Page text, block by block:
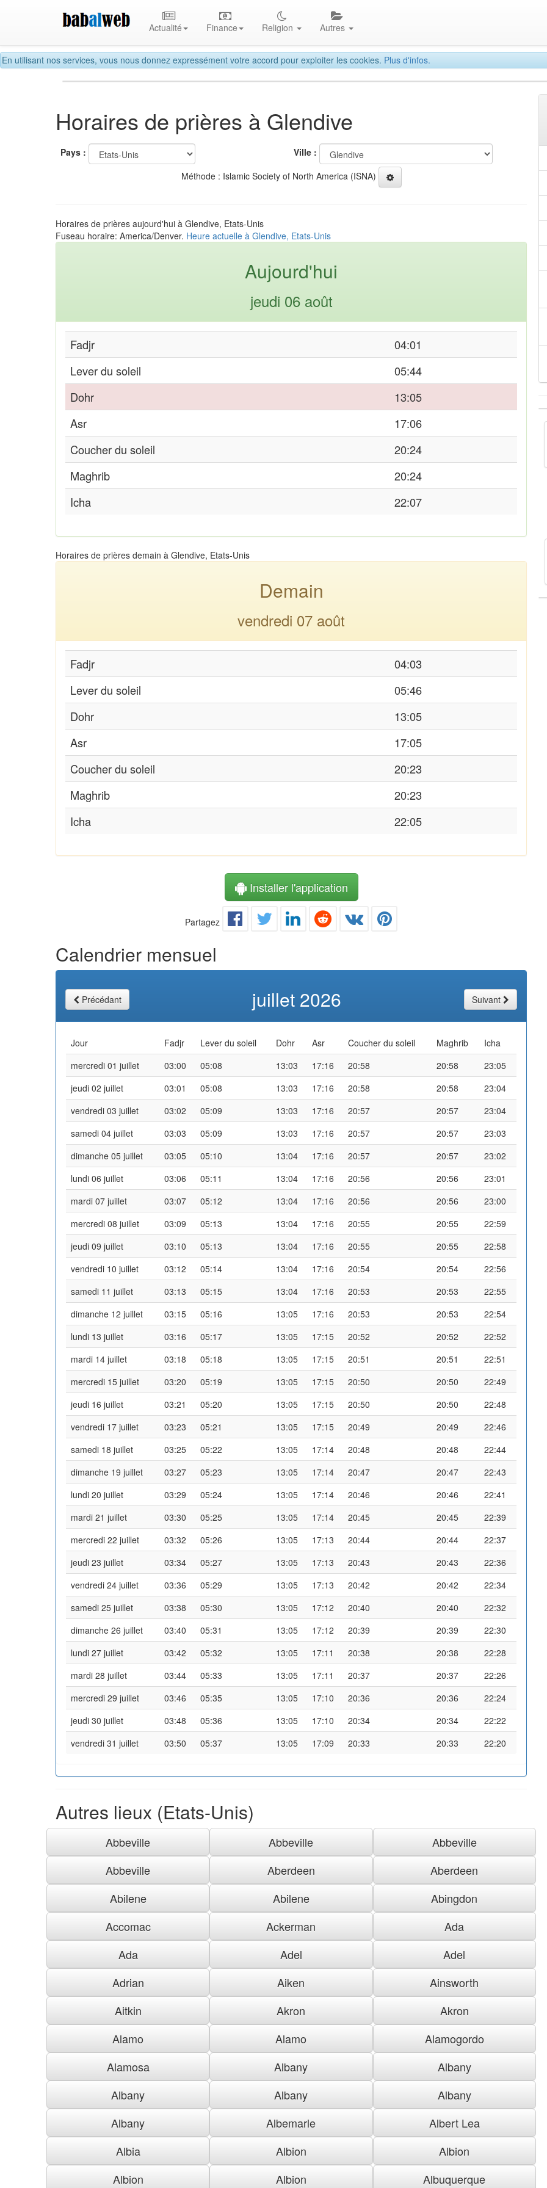
En utilisant nos services, vous nous donnez expressément votre accord pour exploiter les cookies. Plus d'infos.
Actualité Finance Religion Autres
Horaires de prières à Glendive
Pays :
Ville :
Méthode : Islamic Society of North America (ISNA)
Horaires de prières aujourd'hui à Glendive, Etats-Unis
Fuseau horaire: America/Denver. Heure actuelle à Glendive, Etats-Unis
Aujourd'hui
jeudi 06 août
Fadjr
04:01
Lever du soleil
05:44
Dohr
13:05
Asr
17:06
Coucher du soleil
20:24
Maghrib
20:24
Icha
22:07
Horaires de prières demain à Glendive, Etats-Unis
Demain
vendredi 07 août
Fadjr
04:03
Lever du soleil
05:46
Dohr
13:05
Asr
17:05
Coucher du soleil
20:23
Maghrib
20:23
Icha
22:05
Installer l'application
Partagez
Calendrier mensuel
Précédant juillet 2026 Suivant
Jour Fadjr Lever du soleil Dohr Asr Coucher du soleil Maghrib
Icha
mercredi 01 juillet
03:00 05:08 13:03 17:16 20:58 20:58
23:05
jeudi 02 juillet
03:01 05:08 13:03 17:16 20:58 20:58
23:04
vendredi 03 juillet
03:02 05:09 13:03 17:16 20:57 20:57
23:04
samedi 04 juillet
03:03 05:09 13:03 17:16 20:57 20:57
23:03
dimanche 05 juillet
03:05 05:10 13:04 17:16 20:57 20:57
23:02
lundi 06 juillet
03:06 05:11 13:04 17:16 20:56 20:56
23:01
mardi 07 juillet
03:07 05:12 13:04 17:16 20:56 20:56
23:00
mercredi 08 juillet
03:09 05:13 13:04 17:16 20:55 20:55
22:59
jeudi 09 juillet
03:10 05:13 13:04 17:16 20:55 20:55
22:58
vendredi 10 juillet
03:12 05:14 13:04 17:16 20:54 20:54
22:56
samedi 11 juillet
03:13 05:15 13:04 17:16 20:53 20:53
22:55
dimanche 12 juillet
03:15 05:16 13:05 17:16 20:53 20:53
22:54
lundi 13 juillet
03:16 05:17 13:05 17:15 20:52 20:52
22:52
mardi 14 juillet
03:18 05:18 13:05 17:15 20:51 20:51
22:51
mercredi 15 juillet
03:20 05:19 13:05 17:15 20:50 20:50
22:49
jeudi 16 juillet
03:21 05:20 13:05 17:15 20:50 20:50
22:48
vendredi 17 juillet
03:23 05:21 13:05 17:15 20:49 20:49
22:46
samedi 18 juillet
03:25 05:22 13:05 17:14 20:48 20:48
22:44
dimanche 19 juillet
03:27 05:23 13:05 17:14 20:47 20:47
22:43
lundi 20 juillet
03:29 05:24 13:05 17:14 20:46 20:46
22:41
mardi 21 juillet
03:30 05:25 13:05 17:14 20:45 20:45
22:39
mercredi 22 juillet
03:32 05:26 13:05 17:13 20:44 20:44
22:37
jeudi 23 juillet
03:34 05:27 13:05 17:13 20:43 20:43
22:36
vendredi 24 juillet
03:36 05:29 13:05 17:13 20:42 20:42
22:34
samedi 25 juillet
03:38 05:30 13:05 17:12 20:40 20:40
22:32
dimanche 26 juillet
03:40 05:31 13:05 17:12 20:39 20:39
22:30
lundi 27 juillet
03:42 05:32 13:05 17:11 20:38 20:38
22:28
mardi 28 juillet
03:44 05:33 13:05 17:11 20:37 20:37
22:26
mercredi 29 juillet
03:46 05:35 13:05 17:10 20:36 20:36
22:24
jeudi 30 juillet
03:48 05:36 13:05 17:10 20:34 20:34
22:22
vendredi 31 juillet
03:50 05:37 13:05 17:09 20:33 20:33 22:20
Autres lieux (Etats-Unis)
Abbeville Abbeville
Abbeville
Abbeville
Aberdeen
Aberdeen
Abilene
Abilene
Abingdon
Accomac
Ackerman
Ada
Ada
Adel
Adel
Adrian
Aiken
Ainsworth
Aitkin
Akron
Akron
Alamo
Alamo
Alamogordo
Alamosa
Albany
Albany
Albany
Albany
Albany
Albany
Albemarle
Albert Lea
Albia
Albion
Albion
Albion
Albion Albuquerque